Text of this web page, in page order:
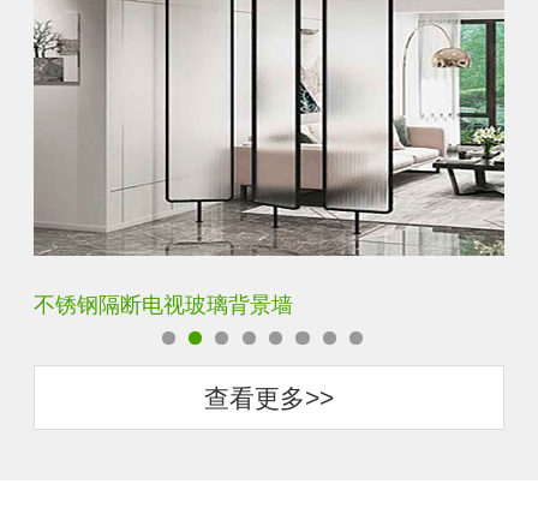
钢化背景墙平面烤漆玻璃
查看更多>>